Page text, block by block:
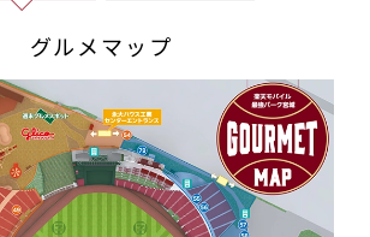
グルメマップ